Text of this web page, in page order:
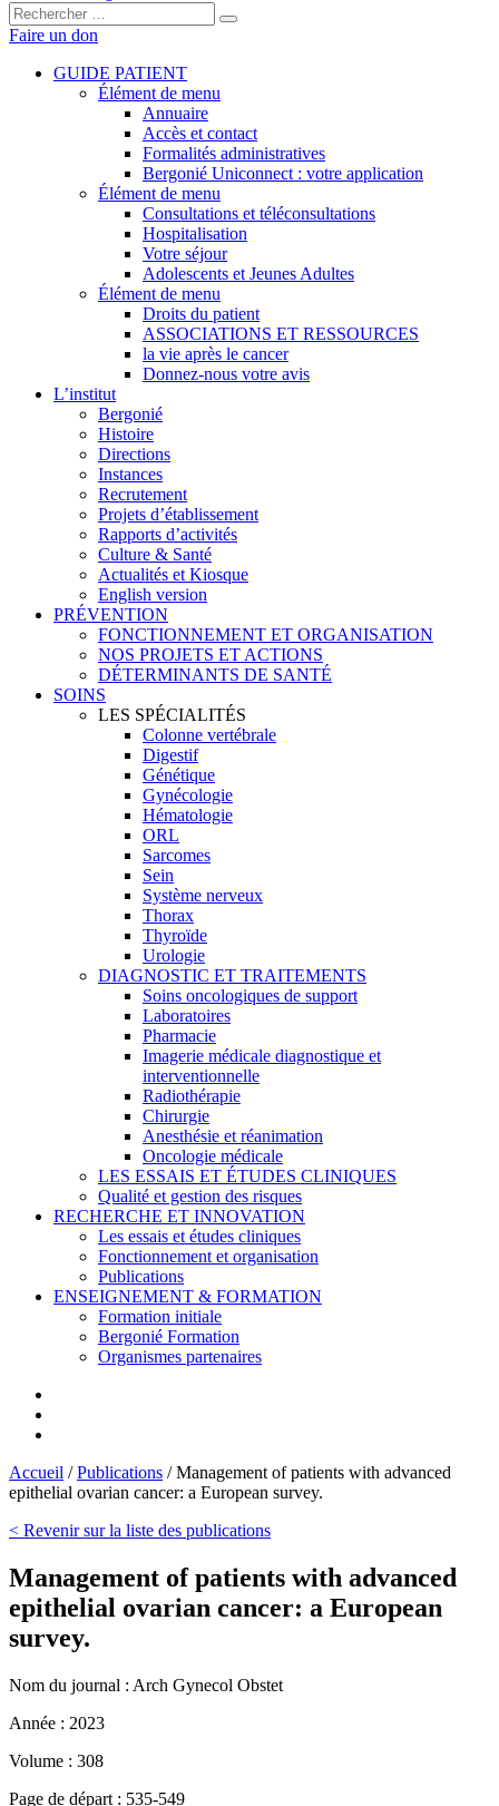
Rechercher :
Faire un don
GUIDE PATIENT
Élément de menu
Annuaire
Accès et contact
Formalités administratives
Bergonié Uniconnect : votre application
Élément de menu
Consultations et téléconsultations
Hospitalisation
Votre séjour
Adolescents et Jeunes Adultes
Élément de menu
Droits du patient
ASSOCIATIONS ET RESSOURCES
la vie après le cancer
Donnez-nous votre avis
L’institut
Bergonié
Histoire
Directions
Instances
Recrutement
Projets d’établissement
Rapports d’activités
Culture & Santé
Actualités et Kiosque
English version
PRÉVENTION
FONCTIONNEMENT ET ORGANISATION
NOS PROJETS ET ACTIONS
DÉTERMINANTS DE SANTÉ
SOINS
LES SPÉCIALITÉS
Colonne vertébrale
Digestif
Génétique
Gynécologie
Hématologie
ORL
Sarcomes
Sein
Système nerveux
Thorax
Thyroïde
Urologie
DIAGNOSTIC ET TRAITEMENTS
Soins oncologiques de support
Laboratoires
Pharmacie
Imagerie médicale diagnostique et
interventionnelle
Radiothérapie
Chirurgie
Anesthésie et réanimation
Oncologie médicale
LES ESSAIS ET ÉTUDES CLINIQUES
Qualité et gestion des risques
RECHERCHE ET INNOVATION
Les essais et études cliniques
Fonctionnement et organisation
Publications
ENSEIGNEMENT & FORMATION
Formation initiale
Bergonié Formation
Organismes partenaires
Accueil /Publications /Management of patients with advanced
epithelial ovarian cancer: a European survey.
< Revenir sur la liste des publications
Management of patients with advanced
epithelial ovarian cancer: a European
survey.
Nom du journal : Arch Gynecol Obstet
Année : 2023
Volume : 308
Page de départ : 535-549